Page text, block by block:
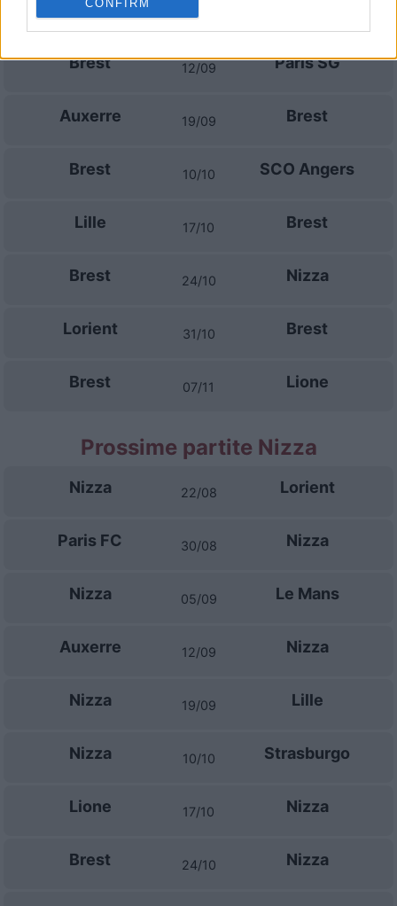
CONFIRM
Le Havre 05/09
Brest 12/09 Paris SG
Auxerre 19/09 Brest
Brest 10/10 SCO Angers
Lille 17/10 Brest
Brest 24/10 Nizza
Lorient 31/10 Brest
Brest 07/11 Lione
Prossime partite Nizza
Nizza 22/08 Lorient
Paris FC 30/08 Nizza
Nizza 05/09 Le Mans
Auxerre 12/09 Nizza
Nizza 19/09 Lille
Nizza 10/10 Strasburgo
Lione 17/10 Nizza
Brest 24/10 Nizza